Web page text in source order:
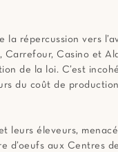
la répercussion vers
Carrefour, Casino et
de la loi. C’est
du coût de
leurs éleveurs,
d’oeufs aux Centres